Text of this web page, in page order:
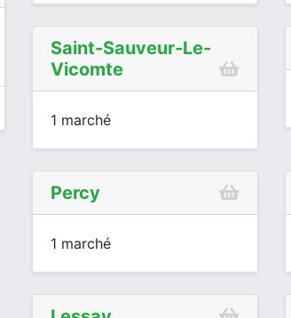
Saint-Sauveur-Le-
Vicomte
1 marché
Percy
1 marché